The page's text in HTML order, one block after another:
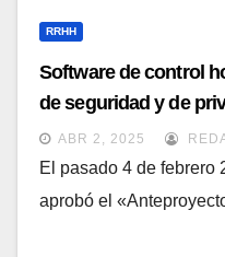
RRHH
Software de control
de seguridad y de
cuenta
ABR 2, 2025
El pasado 4 de febrero
aprobó el